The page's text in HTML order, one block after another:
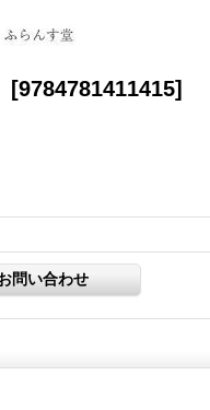
[9784781411415]